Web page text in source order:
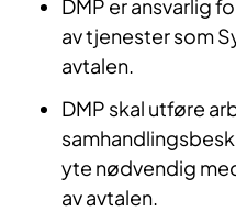
DMP er ansvarlig
av tjenester som
avtalen.
DMP skal utføre
yte nødvendig
av avtalen.